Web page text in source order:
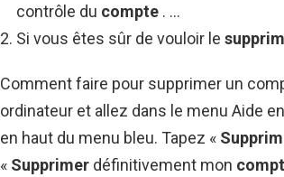
contrôle du compte . …
Si vous êtes sûr de vouloir le
Comment faire pour supprimer un
ordinateur et allez dans le menu Aide
en haut du menu bleu. Tapez «
« Supprimer définitivement mon